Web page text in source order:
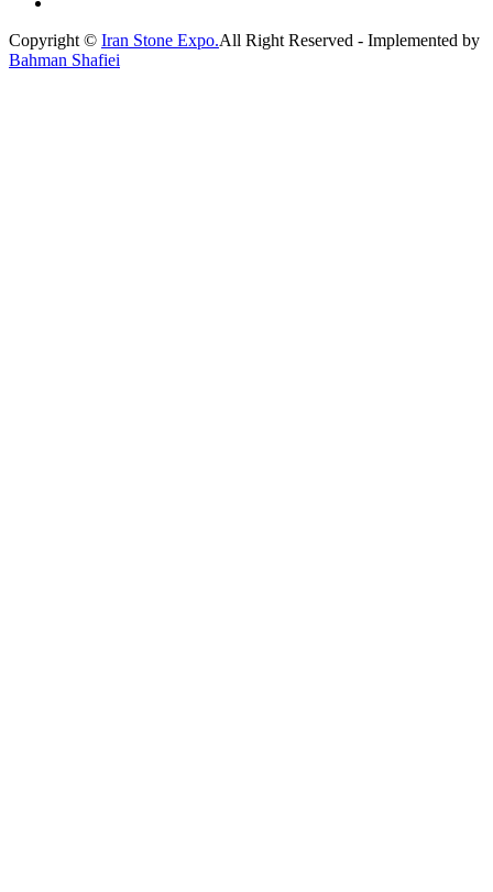
Copyright © Iran Stone Expo.All Right Reserved - Implemented by
Bahman Shafiei